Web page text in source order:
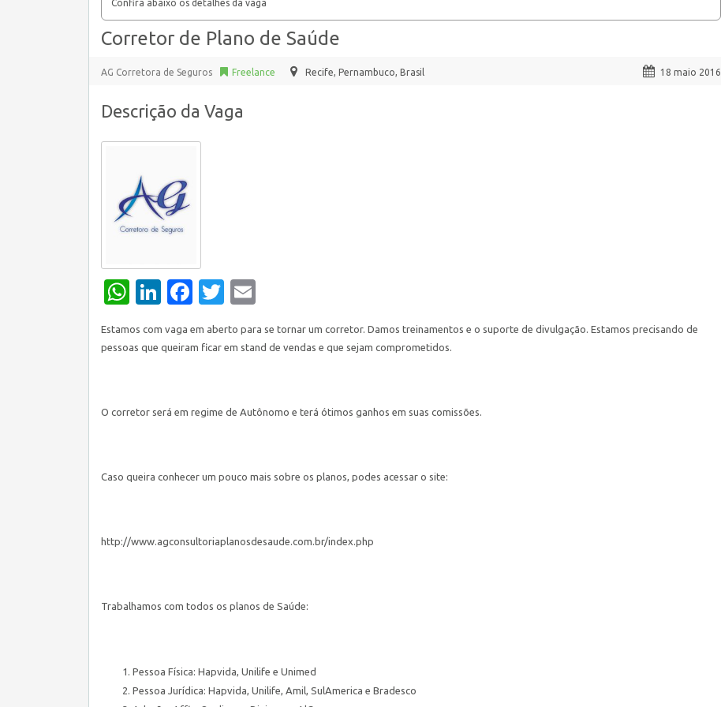
Confira abaixo os detalhes da vaga
Corretor de Plano de Saúde
AG Corretora de Seguros Freelance Recife, Pernambuco, Brasil 18 maio 2016
Descrição da Vaga
WhatsApp
LinkedIn
Facebook
Twitter
Estamos com vaga em aberto para se tornar um corretor. Damos treinamentos e o suporte de divulgação. Estamos precisando de
pessoas que queiram ficar em stand de vendas e que sejam comprometidos.
O corretor será em regime de Autônomo e terá ótimos ganhos em suas comissões.
Caso queira conhecer um pouco mais sobre os planos, podes acessar o site:
http://www.agconsultoriaplanosdesaude.com.br/index.php
Trabalhamos com todos os planos de Saúde:
Pessoa Física: Hapvida, Unilife e Unimed
Pessoa Jurídica: Hapvida, Unilife, Amil, SulAmerica e Bradesco